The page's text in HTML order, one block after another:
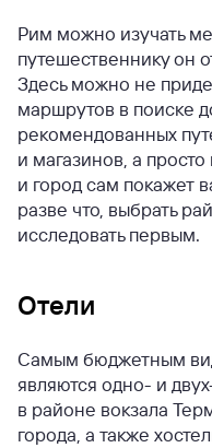
Рим можно изучать
путешественнику он
Здесь можно не
маршрутов в поиске
рекомендованных
и магазинов, а просто
и город сам покажет
разве что, выбрать
исследовать первым.
Отели
Самым бюджетным
являются одно- и
в районе вокзала
города, а также